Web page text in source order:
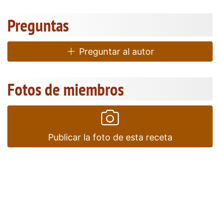
Preguntas
Preguntar al autor
Fotos de miembros
Publicar la foto de esta receta